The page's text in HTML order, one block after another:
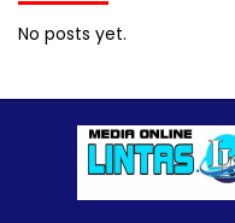
No posts yet.